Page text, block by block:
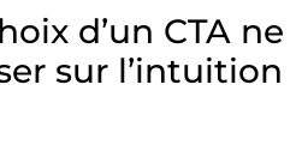
d’un CTA ne
sur l’intuition